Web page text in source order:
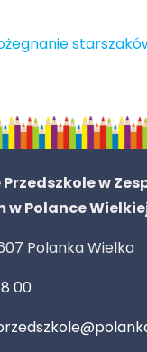
w
w Polance
Polanka Wielka
00